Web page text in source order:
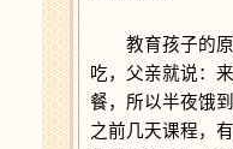
教育孩子的原
吃，父亲就说：
餐，所以半夜饿
之前几天课程，